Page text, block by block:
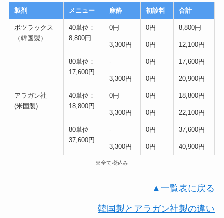
製剤 メニュー 麻酔 初診料 合計
ボツラックス
（韓国製）
40単位：
8,800円
0円 0円 8,800円
3,300円 0円 12,100円
80単位：
17,600円
- 0円 17,600円
3,300円 0円 20,900円
アラガン社
(米国製)
40単位：
18,800円
0円 0円 18,800円
3,300円 0円 22,100円
80単位
37,600円
- 0円 37,600円
3,300円 0円 40,900円
※全て税込み
▲一覧表に戻る
韓国製とアラガン社製の違い